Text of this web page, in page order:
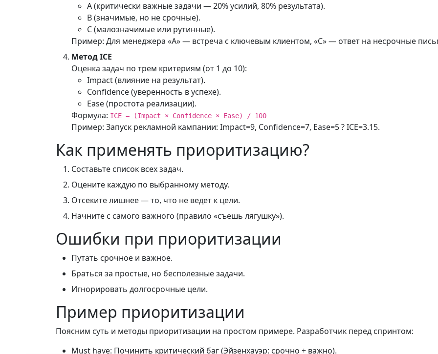
A (критически важные задачи — 20% усилий, 80% результата).
B (значимые, но не срочные).
C (малозначимые или рутинные).
Пример: Для менеджера «A» — встреча с ключевым клиентом, «C» — ответ на несрочные
Метод ICE
Оценка задач по трем критериям (от 1 до 10):
Impact (влияние на результат).
Confidence (уверенность в успехе).
Ease (простота реализации).
Формула: ICE = (Impact × Confidence × Ease) / 100
Пример: Запуск рекламной кампании: Impact=9, Confidence=7, Ease=5 ? ICE=3.15.
Как применять приоритизацию?
Составьте список всех задач.
Оцените каждую по выбранному методу.
Отсеките лишнее — то, что не ведет к цели.
Начните с самого важного (правило «съешь лягушку»).
Ошибки при приоритизации
Путать срочное и важное.
Браться за простые, но бесполезные задачи.
Игнорировать долгосрочные цели.
Пример приоритизации
Поясним суть и методы приоритизации на простом примере. Разработчик перед спринтом:
Must have: Починить критический баг (Эйзенхауэр: срочно + важно).